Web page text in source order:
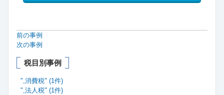
前の事例
次の事例
税目別事例
",消費税" (1件)
",法人税" (1件)